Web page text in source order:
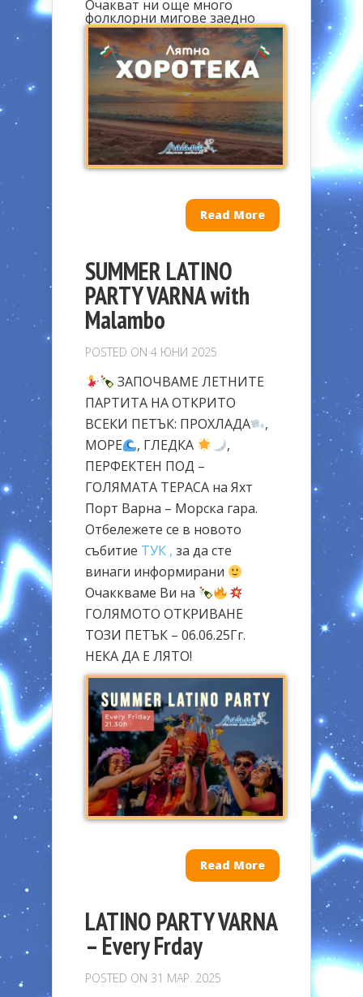
Очакват ни още много
фолклорни мигове заедно
Read More
SUMMER LATINO
PARTY VARNA with
Malambo
POSTED ON 4 ЮНИ 2025
ЗАПОЧВАМЕ ЛЕТНИТЕ
ПАРТИТА НА ОТКРИТО
ВСЕКИ ПЕТЪК: ПРОХЛАДА
,
МОРЕ
, ГЛЕДКА
,
ПЕРФЕКТЕН ПОД –
ГОЛЯМАТА ТЕРАСА на Яхт
Порт Варна – Морска гара.
Отбележете се в новото
събитие ТУК , за да сте
винаги информирани
Очаккваме Ви на
ГОЛЯМОТО ОТКРИВАНЕ
ТОЗИ ПЕТЪК – 06.06.25Гг.
НЕКА ДА Е ЛЯТО!
Read More
LATINO PARTY VARNA
– Every Frday
POSTED ON 31 МАР. 2025